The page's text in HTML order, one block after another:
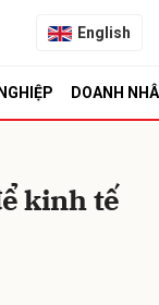
English
DOANH
kinh tế